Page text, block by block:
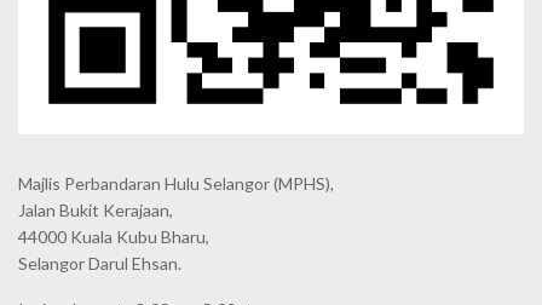
Majlis Perbandaran Hulu Selangor (MPHS),
Jalan Bukit Kerajaan,
44000 Kuala Kubu Bharu,
Selangor Darul Ehsan.